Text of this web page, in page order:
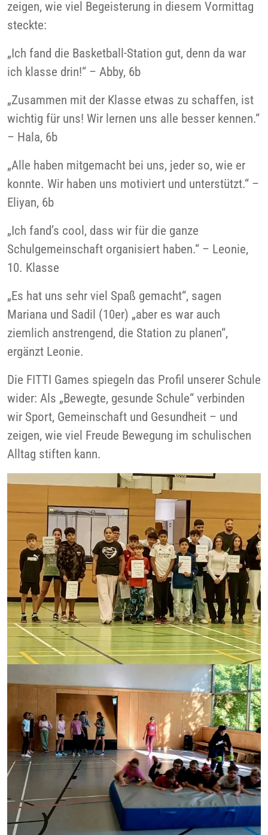
zeigen, wie viel Begeisterung in diesem Vormittag
steckte:
„Ich fand die Basketball-Station gut, denn da war
ich klasse drin!“ – Abby, 6b
„Zusammen mit der Klasse etwas zu schaffen, ist
wichtig für uns! Wir lernen uns alle besser kennen.“
– Hala, 6b
„Alle haben mitgemacht bei uns, jeder so, wie er
konnte. Wir haben uns motiviert und unterstützt.“ –
Eliyan, 6b
„Ich fand’s cool, dass wir für die ganze
Schulgemeinschaft organisiert haben.“ – Leonie,
10. Klasse
„Es hat uns sehr viel Spaß gemacht“, sagen
Mariana und Sadil (10er) „aber es war auch
ziemlich anstrengend, die Station zu planen“,
ergänzt Leonie.
Die FITTI Games spiegeln das Profil unserer Schule
wider: Als „Bewegte, gesunde Schule“ verbinden
wir Sport, Gemeinschaft und Gesundheit – und
zeigen, wie viel Freude Bewegung im schulischen
Alltag stiften kann.